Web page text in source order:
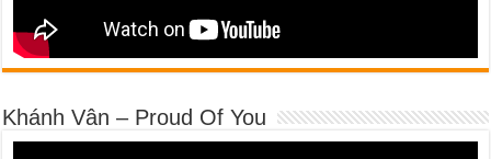
Khánh Vân – Proud Of You